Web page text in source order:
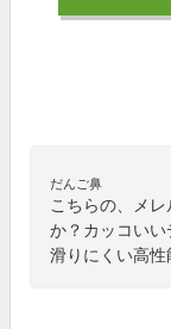
だんご鼻
こちらの、メ
か？カッコいい
滑りにくい高性